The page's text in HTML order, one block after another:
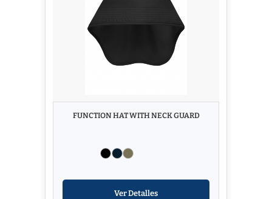
FUNCTION HAT WITH NECK GUARD
Ver Detalles